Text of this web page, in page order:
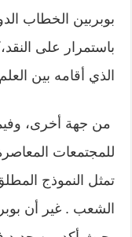
بوبربين الخطاب
باستمرار على
الذي أقامه بين
من جهة أخرى،
للمجتمعات
تمثل النموذج
الشعب . غير أن